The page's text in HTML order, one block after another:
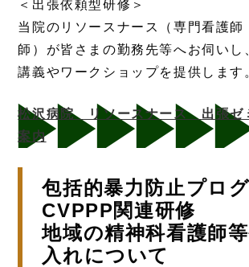
＜出張依頼型研修＞
当院のリソースナース（専門看護師
師）が皆さまの勤務先等へお伺いし
講義やワークショップを提供します
松沢病院 リソースナース 出張ゼ
案内
包括的暴力防止プロ
CVPPP関連研修
地域の精神科看護師
入れについて